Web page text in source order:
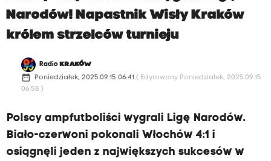
Narodów! Napastnik Wisły Kraków
królem strzelców turnieju
Radio KRAKÓW
date_range Poniedziałek, 2025.09.15 06:41 ( Edytowany Poniedziałek, 2025.09.15
06:58 )
Polscy ampfutboliści wygrali Ligę Narodów.
Biało-czerwoni pokonali Włochów 4:1 i
osiągnęli jeden z największych sukcesów w